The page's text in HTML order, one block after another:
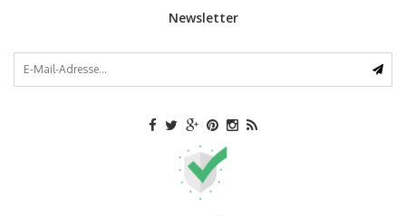
Newsletter